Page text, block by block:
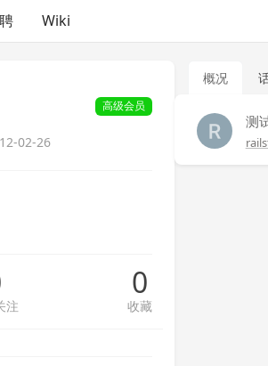
Wiki
高级会员
02-26
注
0
收藏
概况
测